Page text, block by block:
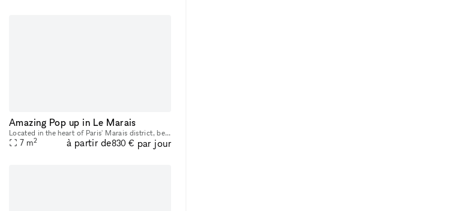
Amazing Pop up in Le Marais
Located in the heart of Paris' Marais district, between rue Turennes and boulevard Beaumarchais, our space is ideal for fashion brands or artists wishing to showcase their art gallery. Our space off
7 m2 à partir de830 € par jour